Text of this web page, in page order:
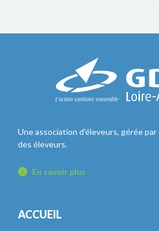
Une association d'éleveurs, gérée
des éleveurs.
En savoir plus
ACCUEIL